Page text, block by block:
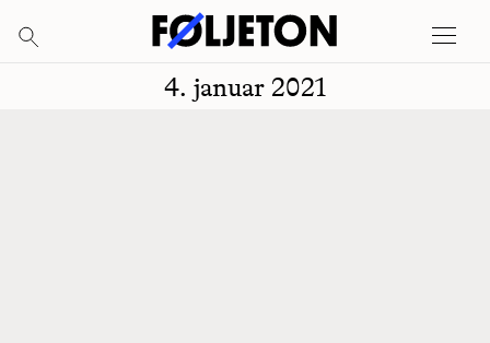
4. januar 2021